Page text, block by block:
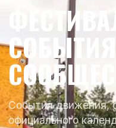
СОБЫТИЯ
События движения,
официального